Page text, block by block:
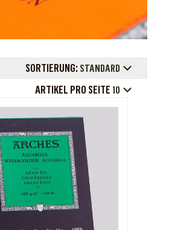
SORTIERUNG: STANDARD
ARTIKEL PRO SEITE 10